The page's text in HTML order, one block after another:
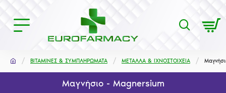
ΒΙΤΑΜΙΝΕΣ & ΣΥΜΠΛΗΡΩΜΑΤΑ ΜΕΤΑΛΛΑ & ΙΧΝΟΣΤΟΙΧΕΙΑ
Μαγνήσιο - Magnersium